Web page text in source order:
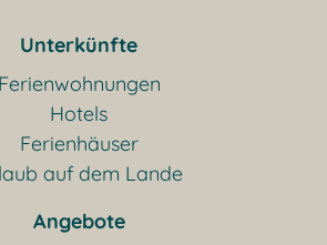
Unterkünfte
Ferienwohnungen
Hotels
Ferienhäuser
auf dem Lande
Angebote